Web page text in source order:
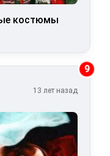
костюмы
9
13 лет назад